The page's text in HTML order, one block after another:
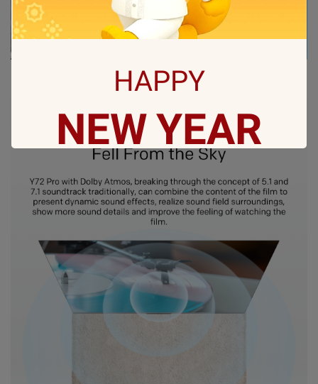
HAPPY
NEWYEAR
May all sorrows are washed away by God
and you
get showered with the best blessings! We
stay safe and free from Covid-19.